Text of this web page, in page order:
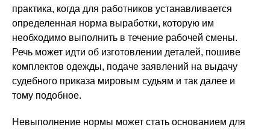
практика, когда для работников устанавливается
определенная норма выработки, которую им
необходимо выполнить в течение рабочей смены.
Речь может идти об изготовлении деталей, пошиве
комплектов одежды, подаче заявлений на выдачу
судебного приказа мировым судьям и так далее и
тому подобное.
Невыполнение нормы может стать основанием для